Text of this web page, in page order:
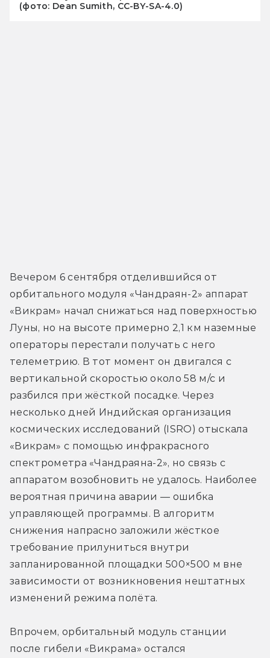
(фото: Dean Sumith, CC-BY-SA-4.0)
Вечером 6 сентября отделившийся от
орбитального модуля «Чандраян-2» аппарат
«Викрам» начал снижаться над поверхностью
Луны, но на высоте примерно 2,1 км наземные
операторы перестали получать с него
телеметрию. В тот момент он двигался с
вертикальной скоростью около 58 м/с и
разбился при жёсткой посадке. Через
несколько дней Индийская организация
космических исследований (ISRO) отыскала
«Викрам» с помощью инфракрасного
спектрометра «Чандраяна-2», но связь с
аппаратом возобновить не удалось. Наиболее
вероятная причина аварии — ошибка
управляющей программы. В алгоритм
снижения напрасно заложили жёсткое
требование прилуниться внутри
запланированной площадки 500×500 м вне
зависимости от возникновения нештатных
изменений режима полёта.
Впрочем, орбитальный модуль станции
после гибели «Викрама» остался